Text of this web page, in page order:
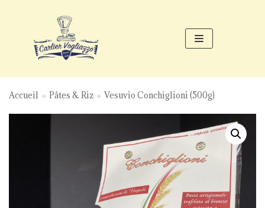
contenu
Accueil » Pâtes & Riz » Vesuvio Conchiglioni (500g)